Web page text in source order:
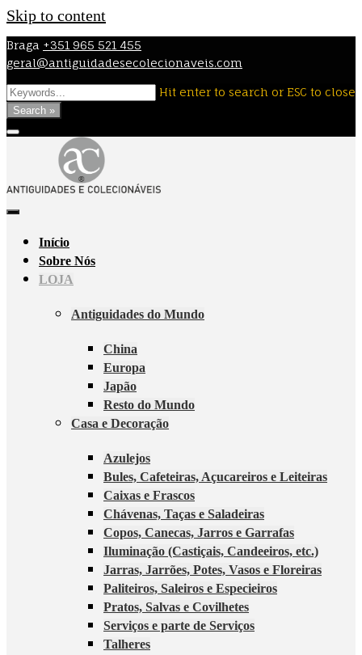
Skip to content
Braga +351 965 521 455
geral@antiguidadesecolecionaveis.com
Hit enter to search or ESC to close
Search »
Início
Sobre Nós
LOJA
Antiguidades do Mundo
China
Europa
Japão
Resto do Mundo
Casa e Decoração
Azulejos
Bules, Cafeteiras, Açucareiros e Leiteiras
Caixas e Frascos
Chávenas, Taças e Saladeiras
Copos, Canecas, Jarros e Garrafas
Iluminação (Castiçais, Candeeiros, etc.)
Jarras, Jarrões, Potes, Vasos e Floreiras
Paliteiros, Saleiros e Especieiros
Pratos, Salvas e Covilhetes
Serviços e parte de Serviços
Talheres